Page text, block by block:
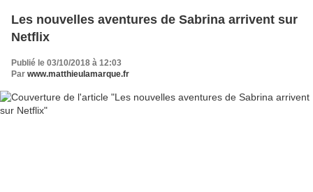
Les nouvelles aventures de Sabrina arrivent sur
Netflix
Publié le 03/10/2018 à 12:03
Par www.matthieulamarque.fr